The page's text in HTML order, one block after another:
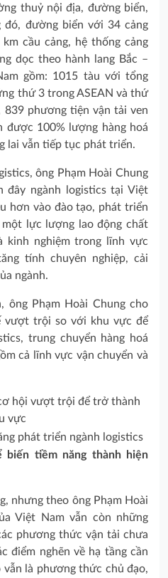
thuỷ nội địa, đường biển,
đó, đường biển với 34 cảng
cầu cảng, hệ thống cảng
dọc theo hành lang Bắc –
gồm: 1015 tàu với tổng
thứ 3 trong ASEAN và thứ
phương tiện vận tải ven
được 100% lượng hàng hoá
lai vẫn tiếp tục phát triển.
ông Phạm Hoài Chung
đây ngành logistics tại Việt
hơn vào đào tạo, phát triển
lực lượng lao động chất
kinh nghiệm trong lĩnh vực
tính chuyên nghiệp, cải
ngành.
ông Phạm Hoài Chung cho
vượt trội so với khu vực để
trung chuyển hàng hoá
cả lĩnh vực vận chuyển và
phát triển ngành logistics
tiềm năng thành hiện
nhưng theo ông Phạm Hoài
Việt Nam vẫn còn những
phương thức vận tải chưa
điểm nghẽn về hạ tầng cần
là phương thức chủ đạo,